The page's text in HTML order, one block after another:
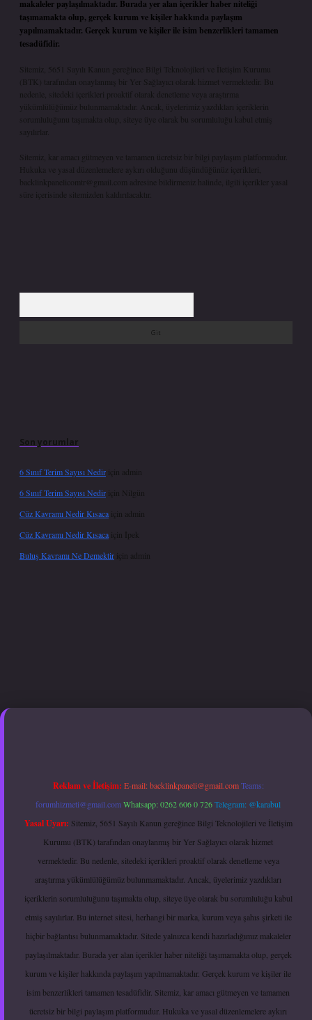
makaleler paylaşılmaktadır. Burada yer alan içerikler haber niteliği
taşımamakta olup, gerçek kurum ve kişiler hakkında paylaşım
yapılmamaktadır. Gerçek kurum ve kişiler ile isim benzerlikleri tamamen
tesadüfidir.
Sitemiz, 5651 Sayılı Kanun gereğince Bilgi Teknolojileri ve İletişim Kurumu
(BTK) tarafından onaylanmış bir Yer Sağlayıcı olarak hizmet vermektedir. Bu
nedenle, sitedeki içerikleri proaktif olarak denetleme veya araştırma
yükümlülüğümüz bulunmamaktadır. Ancak, üyelerimiz yazdıkları içeriklerin
sorumluluğunu taşımakta olup, siteye üye olarak bu sorumluluğu kabul etmiş
sayılırlar.
Sitemiz, kar amacı gütmeyen ve tamamen ücretsiz bir bilgi paylaşım platformudur.
Hukuka ve yasal düzenlemelere aykırı olduğunu düşündüğünüz içerikleri,
backlinkpanelicomtr@gmail.com
adresine bildirmeniz halinde, ilgili içerikler yasal
süre içerisinde sitemizden kaldırılacaktır.
Son yorumlar
6 Sınıf Terim Sayısı Nedir için
admin
6 Sınıf Terim Sayısı Nedir için Nilgün
Cüz Kavramı Nedir Kısaca için
admin
Cüz Kavramı Nedir Kısaca için İpek
Buluş Kavramı Ne Demektir için admin
giriş adresi güncellendibetexper.xyzhiltonbet güncel giriş
Reklam ve İletişim: E-mail:backlinkpaneli@gmail.com Teams:
forumhizmeti@gmail.comWhatsapp: 0262 606 0 726Telegram: @karabul
Yasal Uyarı: Sitemiz, 5651 Sayılı Kanun gereğince Bilgi Teknolojileri ve İletişim
Kurumu (BTK) tarafından onaylanmış bir Yer Sağlayıcı olarak hizmet
vermektedir. Bu nedenle, sitedeki içerikleri proaktif olarak denetleme veya
araştırma yükümlülüğümüz bulunmamaktadır. Ancak, üyelerimiz yazdıkları
içeriklerin sorumluluğunu taşımakta olup, siteye üye olarak bu sorumluluğu kabul
etmiş sayılırlar. Bu internet sitesi, herhangi bir marka, kurum veya şahıs şirketi ile
hiçbir bağlantısı bulunmamaktadır. Sitede yalnızca kendi hazırladığımız makaleler
paylaşılmaktadır. Burada yer alan içerikler haber niteliği taşımamakta olup, gerçek
kurum ve kişiler hakkında paylaşım yapılmamaktadır. Gerçek kurum ve kişiler ile
isim benzerlikleri tamamen tesadüfidir. Sitemiz, kar amacı gütmeyen ve tamamen
ücretsiz bir bilgi paylaşım platformudur. Hukuka ve yasal düzenlemelere aykırı